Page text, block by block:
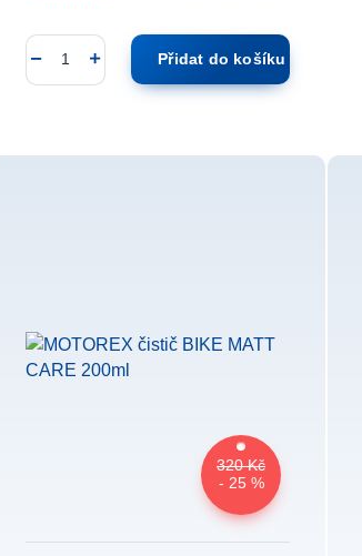
Přidat do košíku
320 Kč
- 25 %